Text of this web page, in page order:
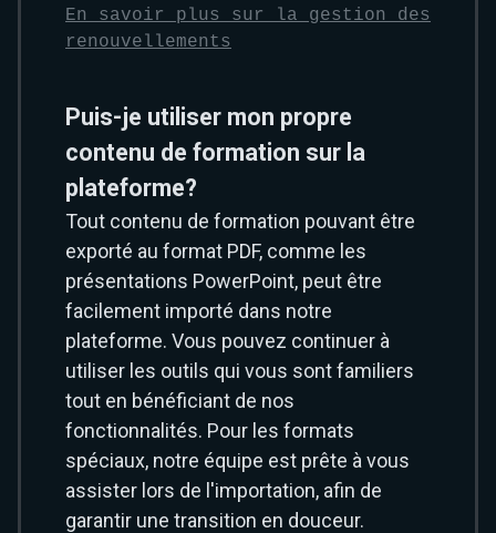
En savoir plus sur la gestion des
renouvellements
Puis-je utiliser mon propre
contenu de formation sur la
plateforme?
Tout contenu de formation pouvant être
exporté au format PDF, comme les
présentations PowerPoint, peut être
facilement importé dans notre
plateforme. Vous pouvez continuer à
utiliser les outils qui vous sont familiers
tout en bénéficiant de nos
fonctionnalités. Pour les formats
spéciaux, notre équipe est prête à vous
assister lors de l'importation, afin de
garantir une transition en douceur.